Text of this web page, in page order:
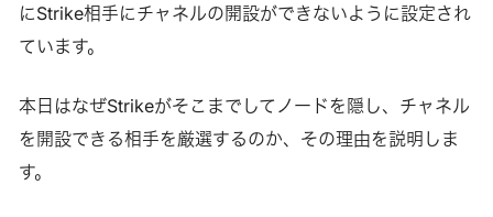
にStrike相手にチャネルの開設ができないように設定され
ています。
本日はなぜStrikeがそこまでしてノードを隠し、チャネル
を開設できる相手を厳選するのか、その理由を説明しま
す。